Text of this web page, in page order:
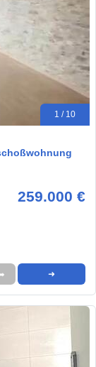
1 / 10
259.000 €
➜